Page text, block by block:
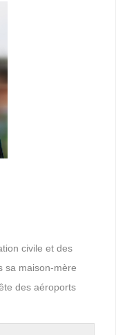
civile et des
sa maison-mère
des aéroports